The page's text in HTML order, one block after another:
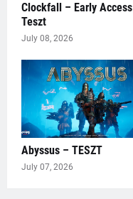
Clockfall – Early Access
Teszt
July 08, 2026
Abyssus – TESZT
July 07, 2026